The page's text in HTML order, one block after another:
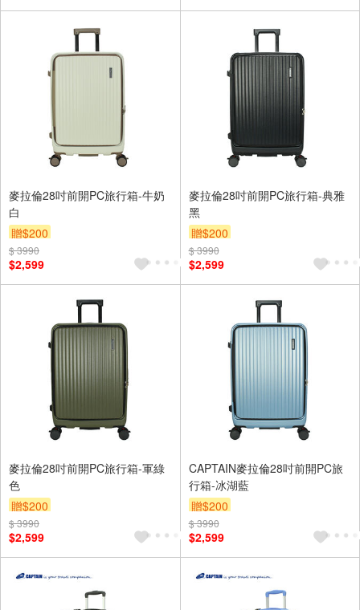
麥拉倫28吋前開PC旅行箱-牛奶
白
贈$200
$ 3990
$2,599
麥拉倫28吋前開PC旅行箱-典雅
黑
贈$200
$ 3990
$2,599
麥拉倫28吋前開PC旅行箱-軍綠
色
贈$200
$ 3990
$2,599
CAPTAIN麥拉倫28吋前開PC旅
行箱-冰湖藍
贈$200
$ 3990
$2,599